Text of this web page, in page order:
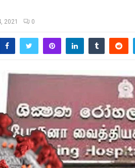
2021 0